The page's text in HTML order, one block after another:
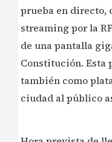
prueba en directo,
streaming por la
de una pantalla
Constitución. Esta
también como
ciudad al público